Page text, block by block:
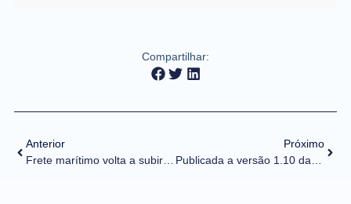
Compartilhar:
Anterior
Frete marítimo volta a subir e deve seguir elevado em 2024
Próximo